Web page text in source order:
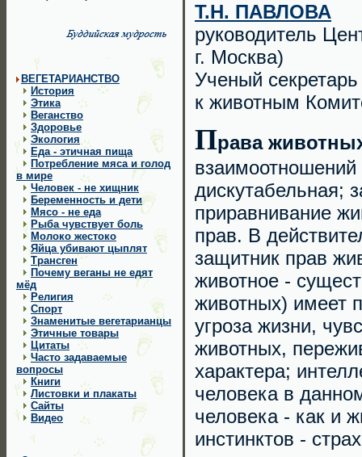
ВЕГЕТАРИАНСТВО
История
Этика
Веганство
Здоровье
Экология
Еда - этичная пища
Потребление мяса и голод
в мире
Человек - не хищник
Беременность и дети
Мясо - не еда
Рыба чувствует боль
Молоко жестоко
Яйца убивают цыплят
Трансген
Почему веганы не едят
мёд
Религия
Cпорт
Знаменитые вегетарианцы
Этичные товары
Цитаты
Часто задаваемые
вопросы
Книги
Листовки и плакаты
Сайты
Видео
Т.Н. ПАВЛОВА
руководитель
г. Москва)
Ученый
к животным
Права
дискутабельная;
приравнивание
прав. В
защитник прав
животное -
животных) имеет
угроза жизни,
животных,
характера;
человека в
человека - как и
инстинктов -